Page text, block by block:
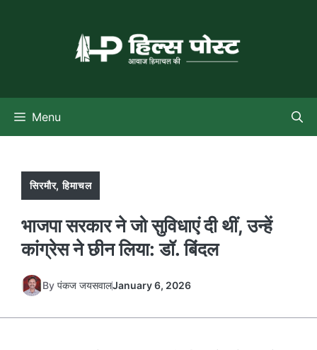
Menu
सिरमौर,हिमाचल
भाजपा सरकार ने जो सुविधाएं दी थीं, उन्हें
कांग्रेस ने छीन लिया: डॉ. बिंदल
By पंकज जयसवालJanuary 6, 2026